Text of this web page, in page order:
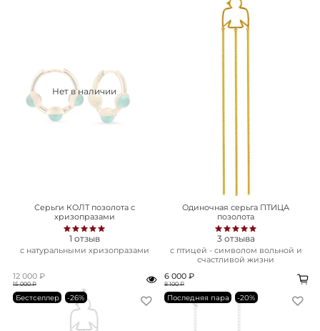
Нет в наличии
Серьги КОЛТ позолота с
хризопразами
1 отзыв
с натуральными хризопразами
12 000 ₽
15 000 ₽
Одиночная серьга ПТИЦА
позолота
3 отзыва
с птицей - символом вольной и
счастливой жизни
6 000 ₽
8 100 ₽
Бестселлер -26% Последняя пара -20%